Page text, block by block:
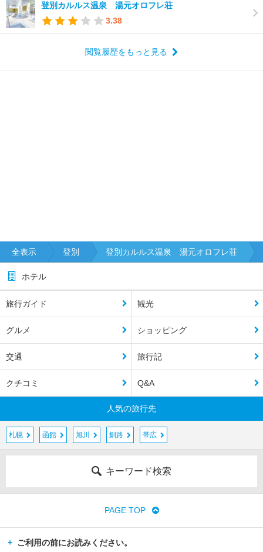
登別カルルス温泉 湯元オロフレ荘
3.38
閲覧履歴をもっと見る
全表示 登別 登別カルルス温泉 湯元オロフレ荘
ホテル
旅行ガイド 観光
グルメ ショッピング
交通 旅行記
クチコミ Q&A
人気の旅行先
札幌 函館 旭川 釧路 帯広
キーワード検索
PAGE TOP
ご利用の前にお読みください。